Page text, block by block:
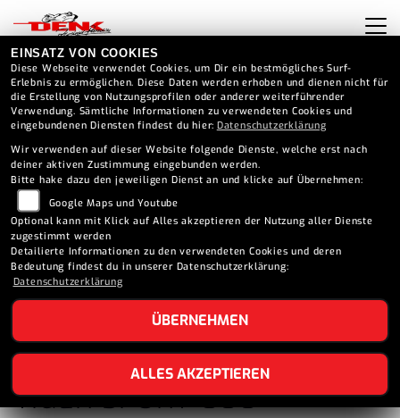
LEIHMOTORRAD TRIUMPH
TIGER SPORT 800
EINSATZ VON COOKIES
Diese Webseite verwendet Cookies, um Dir ein bestmögliches Surf-
Erlebnis zu ermöglichen. Diese Daten werden erhoben und dienen nicht für
die Erstellung von Nutzungsprofilen oder anderer weiterführender
Verwendung. Sämtliche Informationen zu verwendeten Cookies und
eingebundenen Diensten findest du hier: Datenschutzerklärung
Wir verwenden auf dieser Website folgende Dienste, welche erst nach
deiner aktiven Zustimmung eingebunden werden.
Bitte hake dazu den jeweiligen Dienst an und klicke auf Übernehmen:
Google Maps und Youtube
Optional kann mit Klick auf Alles akzeptieren der Nutzung aller Dienste
zugestimmt werden
Detailierte Informationen zu den verwendeten Cookies und deren
Bedeutung findest du in unserer Datenschutzerklärung:
Datenschutzerklärung
ÜBERNEHMEN
ALLES AKZEPTIEREN